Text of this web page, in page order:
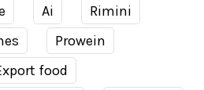
Ai
Rimini
Prowein
food